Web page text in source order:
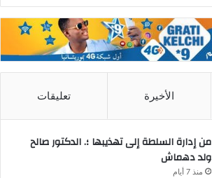
الأخيرة تعليقات
من إدارة السلطة إلى تهذيبها ؛. الدكتور صالح
ولد دهماش
منذ 7 أيام